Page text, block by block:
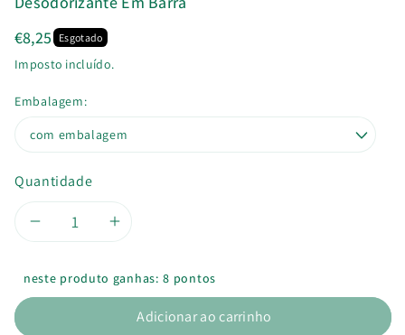
€8,25
Esgotado
Imposto incluído.
Embalagem:
Quantidade
Diminuir
a
quantidade
Aumentar
a
quantidade
neste produto ganhas: 8 pontos
Adicionar ao carrinho